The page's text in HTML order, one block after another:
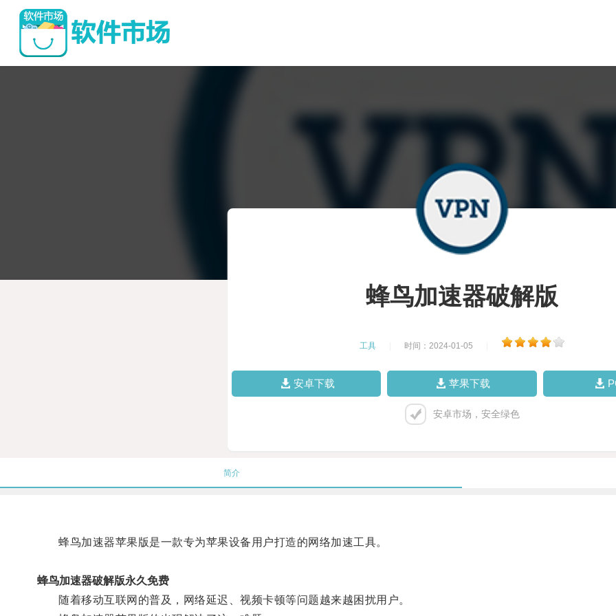
蜂鸟加速器破解版
工具 时间：2024-01-05
安卓下载 苹果下载
安卓市场，安全绿色
简介
蜂鸟加速器苹果版是一款专为苹果设备用户打造的网络加速工具。
蜂鸟加速器破解版永久免费
随着移动互联网的普及，网络延迟、视频卡顿等问题越来越困扰用户。